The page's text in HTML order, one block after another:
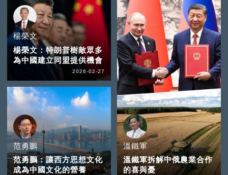
楊榮文
楊榮文：特朗普樹敵眾多
為中國建立同盟提供機會
2026-02-27
范勇鵬
范勇鵬：讓西方思想文化
成為中國文化的營養
溫鐵軍
溫鐵軍拆解中俄農業合作
的喜與憂